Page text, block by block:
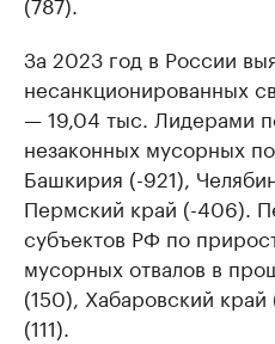
За 2023 год в России
несанкционированных
— 19,04 тыс. Лидерами
незаконных мусорных
Башкирия (-921),
Пермский край (-406).
субъектов РФ по
мусорных отвалов в
(150), Хабаровский
(111).